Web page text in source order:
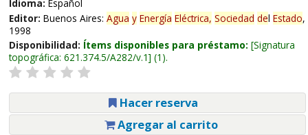
Idioma: Español
Editor: Buenos Aires: Agua y Energía Eléctrica, Sociedad del Estado,
1998
Disponibilidad: Ítems disponibles para préstamo: Signatura
topográfica: 621.374.5/A282/v.1 (1).
Hacer reserva
Agregar al carrito